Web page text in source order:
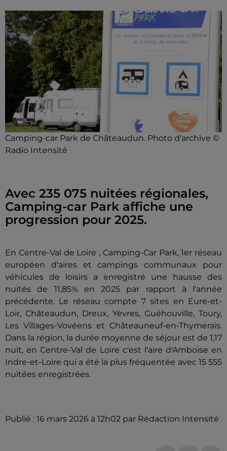
Camping-car Park de Châteaudun. Photo d'archive ©
Radio Intensité
Avec 235 075 nuitées régionales,
Camping-car Park affiche une
progression pour 2025.
En Centre-Val de Loire , Camping-Car Park, 1er réseau
européen d'aires et campings communaux pour
véhicules de loisirs a enregistré une hausse des
nuités de 11,85% en 2025 par rapport à l'année
précédente. Le réseau compte 7 sites en Eure-et-
Loir, Châteaudun, Dreux, Yèvres, Guéhouville, Toury,
Les Villages-Vovéens et Châteauneuf-en-Thymerais.
Dans la région, la durée moyenne de séjour est de 1,17
nuit, en Centre-Val de Loire c'est l'aire d'Amboise en
Indre-et-Loire qui a été la plus fréquentée avec 15 555
nuitées enregistrées.
Publié : 16 mars 2026 à 12h02 par Rédaction Intensité